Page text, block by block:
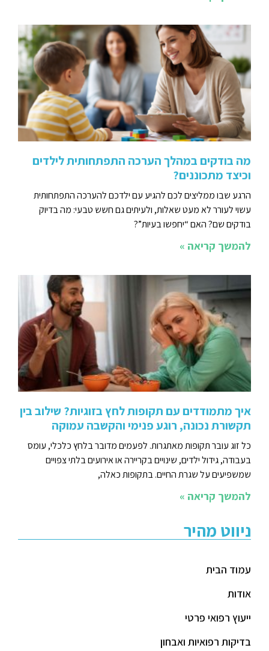
מה בודקים במהלך הערכה התפתחותית לילדים
וכיצד מתכוננים?
הרגע שבו ממליצים לכם להגיע עם ילדכם להערכה התפתחותית
עשוי לעורר לא מעט שאלות, ולעיתים גם חשש טבעי: מה בדיוק
בודקים שם? האם “יחפשו בעיות”?
להמשך קריאה »
איך מתמודדים עם תקופות לחץ בזוגיות? שילוב בין
תקשורת נכונה, רוגע פנימי והקשבה עמוקה
כל זוג עובר תקופות מאתגרות. לפעמים מדובר בלחץ כלכלי, עומס
בעבודה, גידול ילדים, שינויים בקריירה או אירועים בלתי צפויים
שמשפיעים על שגרת החיים. בתקופות כאלה,
להמשך קריאה »
ניווט מהיר
עמוד הבית
אודות
ייעוץ רפואי פרטי
בדיקות רפואיות ואבחון